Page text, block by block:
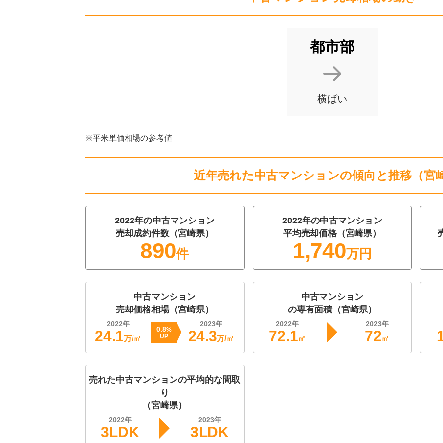
都市部
横ばい
※平米単価相場の参考値
近年売れた中古マンションの傾向と推移（宮
2022年の中古マンション
売却成約件数（宮崎県）
890件
2022年の中古マンション
平均売却価格（宮崎県）
1,740万円
中古マンション
売却価格相場（宮崎県）
2022年
24.1万/㎡
0.8%
UP
2023年
24.3万/㎡
中古マンション
の専有面積（宮崎県）
2022年
72.1㎡
2023年
72㎡
売れた中古マンションの平均的な間取
り
（宮崎県）
2022年
3LDK
2023年
3LDK